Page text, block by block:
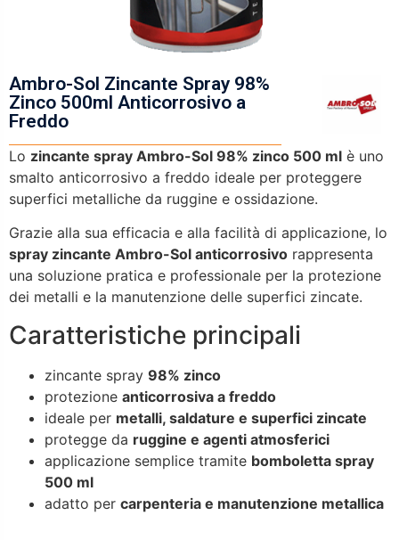
Ambro-Sol Zincante Spray 98%
Zinco 500ml Anticorrosivo a
Freddo
Lo zincante spray Ambro-Sol 98% zinco 500 ml è uno
smalto anticorrosivo a freddo ideale per proteggere
superfici metalliche da ruggine e ossidazione.
Grazie alla sua efficacia e alla facilità di applicazione, lo
spray zincante Ambro-Sol anticorrosivo rappresenta
una soluzione pratica e professionale per la protezione
dei metalli e la manutenzione delle superfici zincate.
Caratteristiche principali
zincante spray 98% zinco
protezione anticorrosiva a freddo
ideale per metalli, saldature e superfici zincate
protegge da ruggine e agenti atmosferici
applicazione semplice tramite bomboletta spray
500 ml
adatto per carpenteria e manutenzione metallica